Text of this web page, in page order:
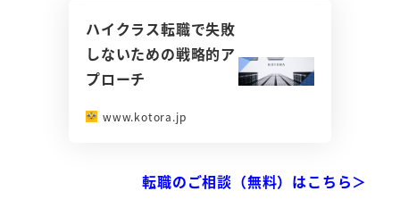
ハイクラス転職で失敗
しないための戦略的ア
プローチ
www.kotora.jp
転職のご相談（無料）はこちら＞